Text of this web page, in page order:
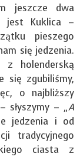
dwa
jest Kuklica –
pieszego
się jedzenia.
holenderską
się zgubiliśmy,
o najbliższy
słyszymy – „A
jedzenia i od
tradycyjnego
ciasta z